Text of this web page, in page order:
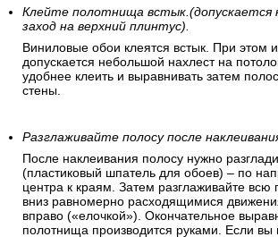
Клейте полотнища встык.(допускается
заход на верхний плинтус).
Виниловые обои клеятся встык. При этом
допускается небольшой нахлест на
удобнее клеить и выравнивать затем
стены.
Разглаживайте полосу после
После наклеивания полосу нужно
(пластиковый шпатель для обоев) – по
центра к краям. Затем разглаживайте всю
вниз равномерно расходящимися
вправо («елочкой»). Окончательное
полотнища производится руками. Если вы